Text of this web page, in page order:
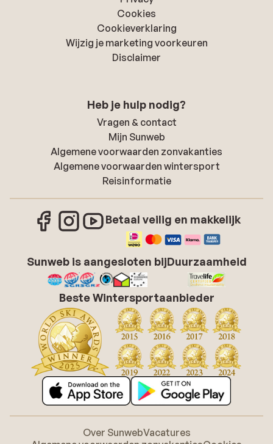
Cookies
Cookieverklaring
Wijzig je marketing voorkeuren
Disclaimer
Heb je hulp nodig?
Vragen & contact
Mijn Sunweb
Algemene voorwaarden zonvakanties
Algemene voorwaarden wintersport
Reisinformatie
Betaal veilig en makkelijk
Sunweb is aangesloten bijDuurzaamheid
Beste Wintersportaanbieder
Over SunwebVacatures